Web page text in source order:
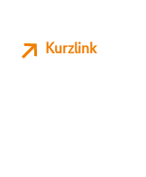
Kurzlink